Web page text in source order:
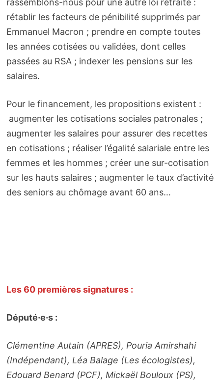
rassemblons-nous pour une autre loi retraite :
rétablir les facteurs de pénibilité supprimés par
Emmanuel Macron ; prendre en compte toutes
les années cotisées ou validées, dont celles
passées au RSA ; indexer les pensions sur les
salaires.
Pour le financement, les propositions existent :
augmenter les cotisations sociales patronales ;
augmenter les salaires pour assurer des recettes
en cotisations ; réaliser l’égalité salariale entre les
femmes et les hommes ; créer une sur-cotisation
sur les hauts salaires ; augmenter le taux d’activité
des seniors au chômage avant 60 ans…
Les 60 premières signatures :
Député·e·s :
Clémentine Autain (APRES), Pouria Amirshahi
(Indépendant), Léa Balage (Les écologistes),
Edouard Benard (PCF), Mickaël Bouloux (PS),